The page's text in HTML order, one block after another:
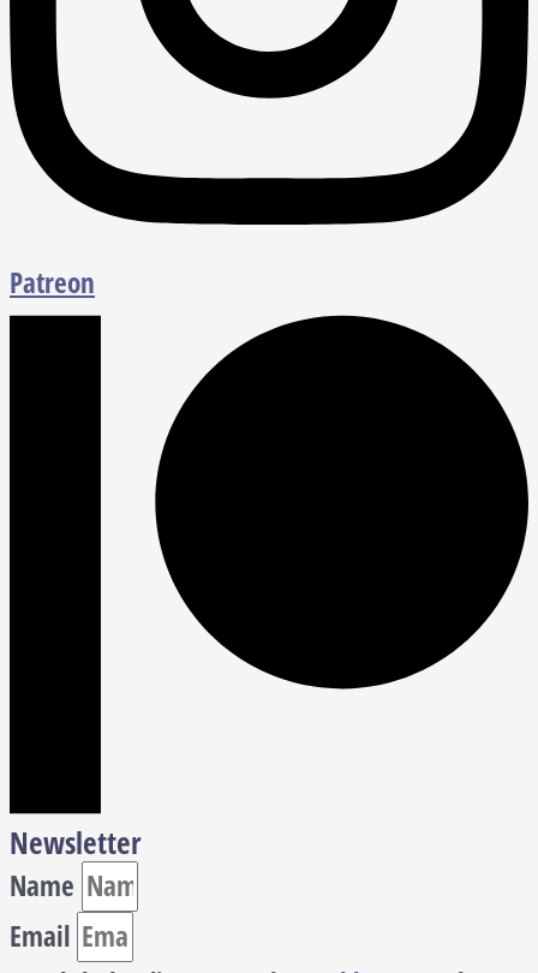
Patreon
Newsletter
Name
Email